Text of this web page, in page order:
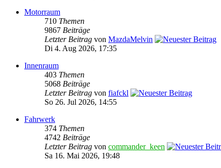
Motorraum
710 Themen
9867 Beiträge
Letzter Beitrag von MazdaMelvin
Di 4. Aug 2026, 17:35
Innenraum
403 Themen
5068 Beiträge
Letzter Beitrag von fiafckl
So 26. Jul 2026, 14:55
Fahrwerk
374 Themen
4742 Beiträge
Letzter Beitrag von commander_keen
Sa 16. Mai 2026, 19:48